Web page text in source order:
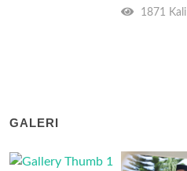
1871 Kali
GALERI